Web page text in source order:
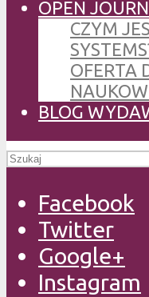
OPEN
CZYM
OFERTA
BLOG
Facebook
Twitter
Google+
Instagram